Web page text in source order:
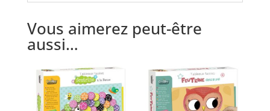
Vous aimerez peut-être
aussi…